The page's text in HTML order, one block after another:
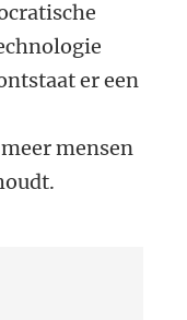
er een
mensen